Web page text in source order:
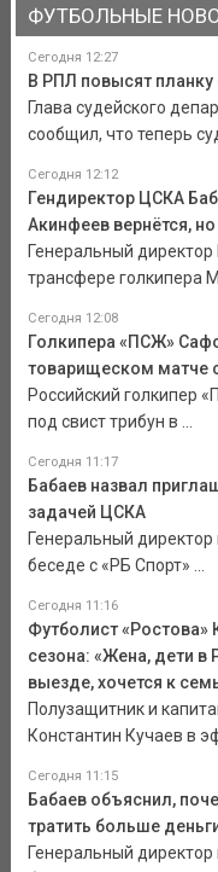
ФУТБОЛЬНЫЕ
Сегодня 12:27
В РПЛ повысят
Глава судейского
сообщил, что теперь
Сегодня 12:12
Гендиректор ЦСКА
Акинфеев вернётся,
Генеральный
трансфере голкипера
Сегодня 12:08
Голкипера «ПСЖ»
товарищеском матче
Российский голкипер
под свист трибун в ...
Сегодня 11:17
Бабаев назвал
задачей ЦСКА
Генеральный
беседе с «РБ Спорт» ...
Сегодня 11:16
Футболист «Ростова»
сезона: «Жена, дети
выезде, хочется к
Полузащитник и
Константин Кучаев в
Сегодня 11:15
Бабаев объяснил,
тратить больше
Генеральный